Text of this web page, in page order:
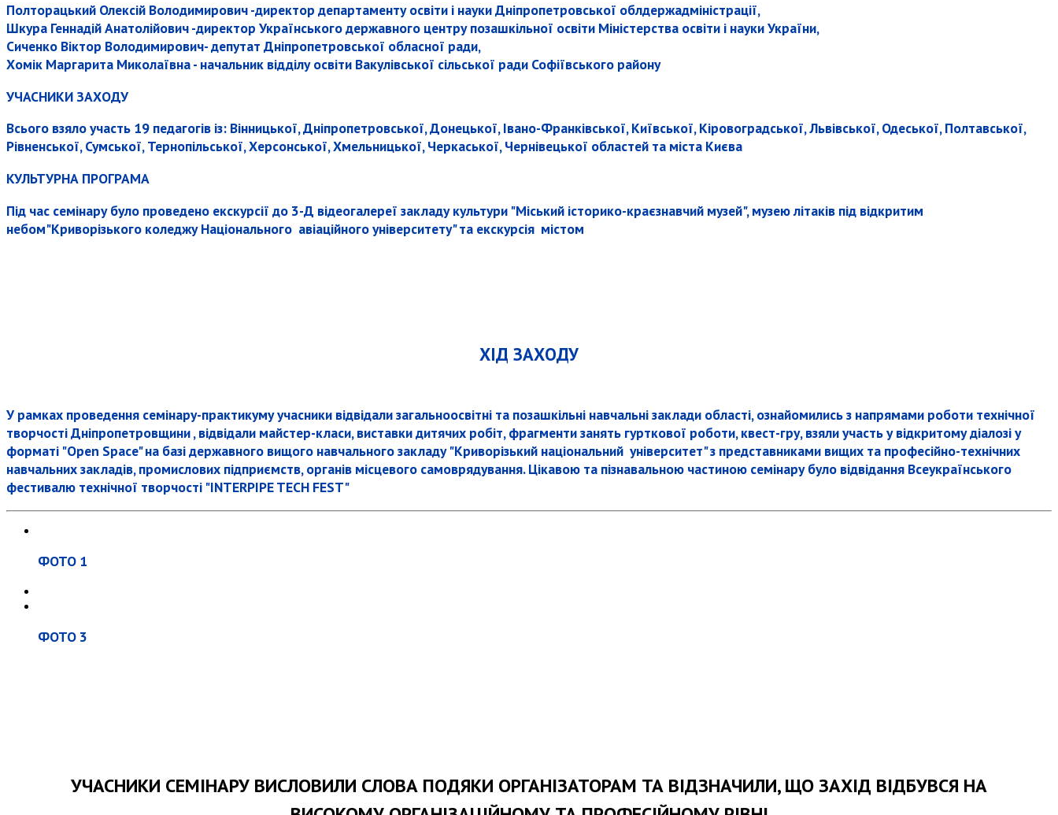
Полторацький Олексій Володимирович-директор департаменту освіти і науки Дніпропетровської облдержадміністрації,
Шкура Геннадій Анатолійович-директор Українського державного центру позашкільної освіти Міністерства освіти і науки України,
Сиченко Віктор Володимирович- депутат Дніпропетровської обласної ради,
Хомік Маргарита Миколаївна- начальник відділу освіти Вакулівської сільської ради Софіївського району
УЧАСНИКИ ЗАХОДУ
Всього взяло участь 19 педагогів із: Вінницької, Дніпропетровської, Донецької, Івано-Франківської, Київської, Кіровоградської, Львівської, Одеської, Полтавської,
Рівненської, Сумської, Тернопільської, Херсонської, Хмельницької, Черкаської, Чернівецької областей та міста Києва
КУЛЬТУРНА ПРОГРАМА
Під час семінару було проведено екскурсії до 3-Д відеогалереї закладу культури "Міський історико-краєзнавчий музей", музею літаків під відкритим
небом"Криворізького коледжу Національного авіаційного університету" та екскурсія містом
ХІД ЗАХОДУ
У рамках проведення семінару-практикуму учасники відвідали загальноосвітні та позашкільні навчальні заклади області, ознайомились з напрямами роботи технічної
творчості Дніпропетровщини , відвідали майстер-класи, виставки дитячих робіт, фрагменти занять гурткової роботи, квест-гру, взяли участь у відкритому діалозі у
форматі "Open Space" на базі державного вищого навчального закладу "Криворізький національний університет" з представниками вищих та професійно-технічних
навчальних закладів, промислових підприємств, органів місцевого самоврядування. Цікавою та пізнавальною частиною семінару було відвідання Всеукраїнського
фестивалю технічної творчості "INTERPIPE TECH FEST"
ФОТО 1
ФОТО 3
УЧАСНИКИ СЕМІНАРУ ВИСЛОВИЛИ СЛОВА ПОДЯКИ ОРГАНІЗАТОРАМ ТА ВІДЗНАЧИЛИ, ЩО ЗАХІД ВІДБУВСЯ НА